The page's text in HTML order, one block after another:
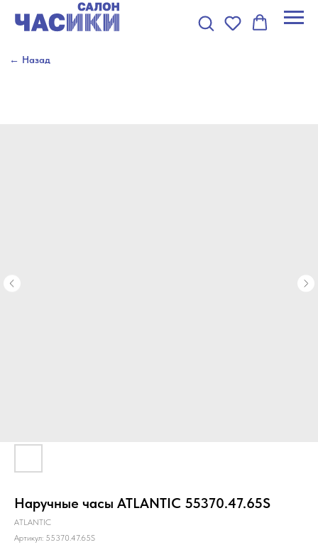
← Назад
Наручные часы ATLANTIC 55370.47.65S
ATLANTIC
Артикул: 55370.47.65S